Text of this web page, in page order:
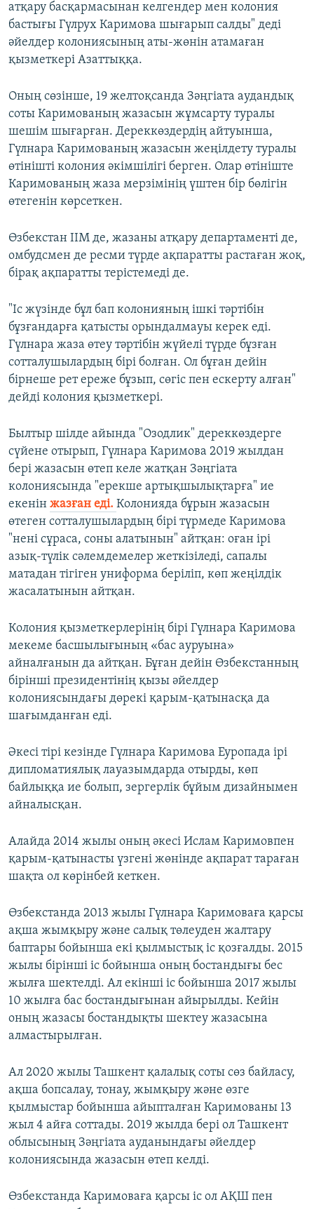
атқару басқармасынан келгендер мен колония
бастығы Гүлрух Каримова шығарып салды" деді
әйелдер колониясының аты-жөнін атамаған
қызметкері Азаттыққа.
Оның сөзінше, 19 желтоқсанда Зәңгіата аудандық
соты Каримованың жазасын жұмсарту туралы
шешім шығарған. Дереккөздердің айтуынша,
Гүлнара Каримованың жазасын жеңілдету туралы
өтінішті колония әкімшілігі берген. Олар өтініште
Каримованың жаза мерзімінің үштен бір бөлігін
өтегенін көрсеткен.
Өзбекстан ІІМ де, жазаны атқару департаменті де,
омбудсмен де ресми түрде ақпаратты растаған жоқ,
бірақ ақпаратты терістемеді де.
"Іс жүзінде бұл бап колонияның ішкі тәртібін
бұзғандарға қатысты орындалмауы керек еді.
Гүлнара жаза өтеу тәртібін жүйелі түрде бұзған
сотталушылардың бірі болған. Ол бұған дейін
бірнеше рет ереже бұзып, сөгіс пен ескерту алған"
дейді колония қызметкері.
Былтыр шілде айында "Озодлик" дереккөздерге
сүйене отырып, Гүлнара Каримова 2019 жылдан
бері жазасын өтеп келе жатқан Зәңгіата
колониясында "ерекше артықшылықтарға" ие
екенін жазған еді. Колонияда бұрын жазасын
өтеген сотталушылардың бірі түрмеде Каримова
"нені сұраса, соны алатынын" айтқан: оған ірі
азық-түлік сәлемдемелер жеткізіледі, сапалы
матадан тігіген униформа беріліп, көп жеңілдік
жасалатынын айтқан.
Колония қызметкерлерінің бірі Гүлнара Каримова
мекеме басшылығының «бас ауруына»
айналғанын да айтқан. Бұған дейін Өзбекстанның
бірінші президентінің қызы әйелдер
колониясындағы дөрекі қарым-қатынасқа да
шағымданған еді.
Әкесі тірі кезінде Гүлнара Каримова Еуропада ірі
дипломатиялық лауазымдарда отырды, көп
байлыққа ие болып, зергерлік бұйым дизайнымен
айналысқан.
Алайда 2014 жылы оның әкесі Ислам Каримовпен
қарым-қатынасты үзгені жөнінде ақпарат тараған
шақта ол көрінбей кеткен.
Өзбекстанда 2013 жылы Гүлнара Каримоваға қарсы
ақша жымқыру және салық төлеуден жалтару
баптары бойынша екі қылмыстық іс қозғалды. 2015
жылы бірінші іс бойынша оның бостандығы бес
жылға шектелді. Ал екінші іс бойынша 2017 жылы
10 жылға бас бостандығынан айырылды. Кейін
оның жазасы бостандықты шектеу жазасына
алмастырылған.
Ал 2020 жылы Ташкент қалалық соты сөз байласу,
ақша бопсалау, тонау, жымқыру және өзге
қылмыстар бойынша айыпталған Каримованы 13
жыл 4 айға соттады. 2019 жылда бері ол Ташкент
облысының Зәңгіата ауданындағы әйелдер
колониясында жазасын өтеп келді.
Өзбекстанда Каримоваға қарсы іс ол АҚШ пен